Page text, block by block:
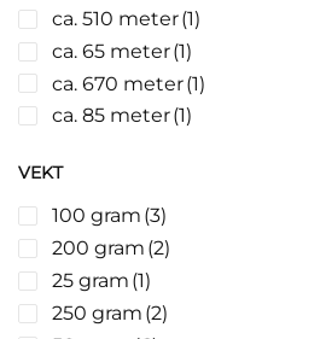
ca. 510 meter(1)
ca. 65 meter(1)
ca. 670 meter(1)
ca. 85 meter(1)
VEKT
100 gram (3)
200 gram (2)
25 gram (1)
250 gram (2)